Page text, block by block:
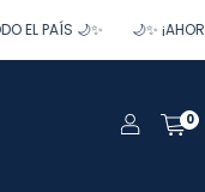
EL PAÍS 🌙✨ 🌙✨
0